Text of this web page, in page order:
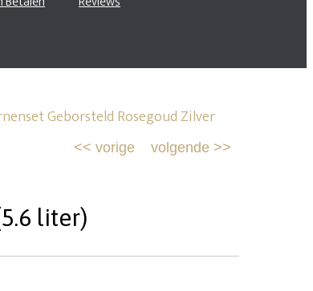
Geborsteld Rosegoud Zilver
volgende >>
<< vorige
liter)